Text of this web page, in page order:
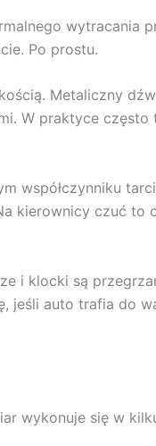
wytracania
Po prostu.
Metaliczny
W praktyce często
współczynniku
kierownicy czuć to
i klocki są
jeśli auto trafia do
wykonuje się w